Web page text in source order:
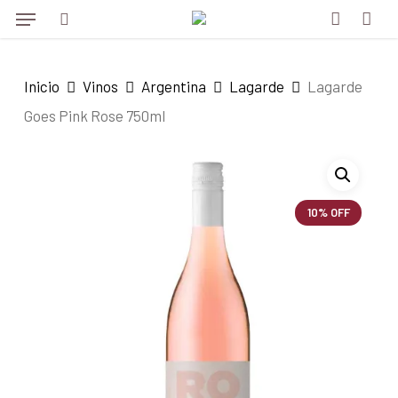
Skip
content
Menu
Inicio Vinos Argentina Lagarde
Lagarde
Goes Pink Rose 750ml
10% OFF